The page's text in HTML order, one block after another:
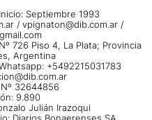
Septiembre 1993
/ vpignaton@dib.com.ar /
726 Piso 4, La Plata; Provincia
Argentina
+5492215031783
32644856
9.890
Julián Irazoqui